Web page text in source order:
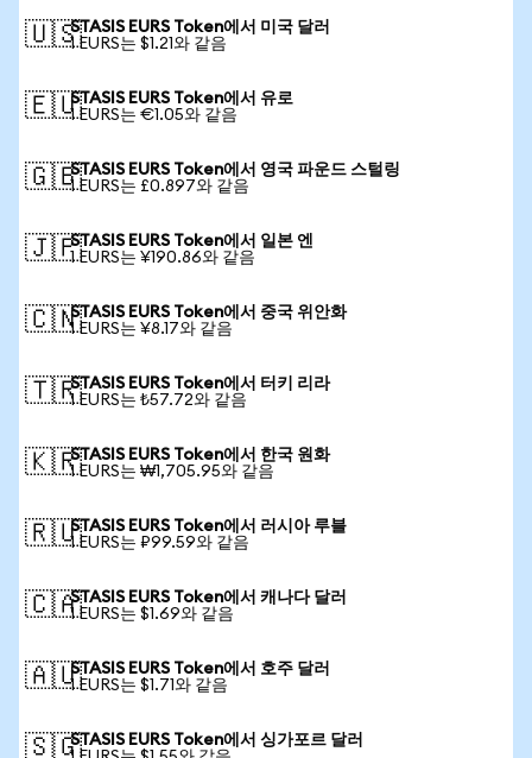
🇺🇸STASIS EURS Token에서 미국 달러
1 EURS는 $1.21와 같음
🇪🇺STASIS EURS Token에서 유로
1 EURS는 €1.05와 같음
🇬🇧STASIS EURS Token에서 영국 파운드 스털링
1 EURS는 £0.897와 같음
🇯🇵STASIS EURS Token에서 일본 엔
1 EURS는 ¥190.86와 같음
🇨🇳STASIS EURS Token에서 중국 위안화
1 EURS는 ¥8.17와 같음
🇹🇷STASIS EURS Token에서 터키 리라
1 EURS는 ₺57.72와 같음
🇰🇷STASIS EURS Token에서 한국 원화
1 EURS는 ₩1,705.95와 같음
🇷🇺STASIS EURS Token에서 러시아 루블
1 EURS는 ₽99.59와 같음
🇨🇦STASIS EURS Token에서 캐나다 달러
1 EURS는 $1.69와 같음
🇦🇺STASIS EURS Token에서 호주 달러
1 EURS는 $1.71와 같음
🇸🇬STASIS EURS Token에서 싱가포르 달러